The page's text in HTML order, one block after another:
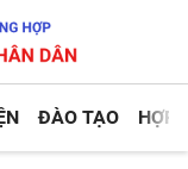
ĐÀO TẠO HỢP